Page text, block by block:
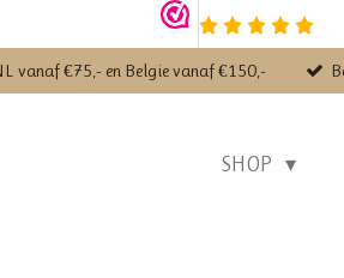
vanaf €75,- en Belgie vanaf €150,-
SHOP